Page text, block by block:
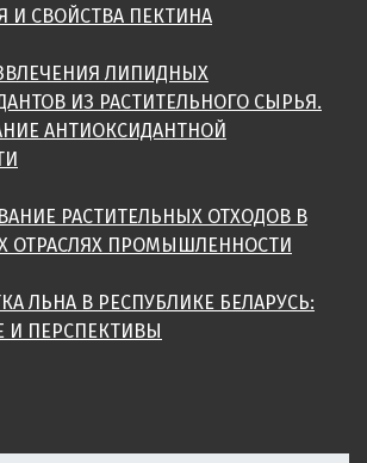
И СВОЙСТВА ПЕКТИНА
ЛИПИДНЫХ
ИЗ РАСТИТЕЛЬНОГО СЫРЬЯ.
АНТИОКСИДАНТНОЙ
РАСТИТЕЛЬНЫХ ОТХОДОВ В
ОТРАСЛЯХ ПРОМЫШЛЕННОСТИ
ЛЬНА В РЕСПУБЛИКЕ БЕЛАРУСЬ:
И ПЕРСПЕКТИВЫ